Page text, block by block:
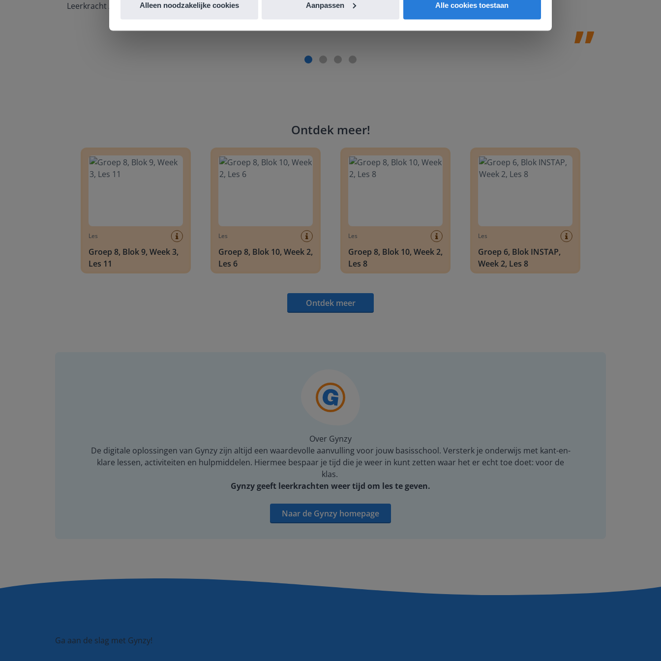
Alleen noodzakelijke cookies Aanpassen Alle cookies toestaan
Leerkracht / ICT-coördinator op de Prinses Margrietschool
Ontdek meer!
Les
Groep 8, Blok 9, Week 3,
Les 11
Les
Groep 8, Blok 10, Week 2,
Les 6
Les
Groep 8, Blok 10, Week 2,
Les 8
Les
Groep 6, Blok INSTAP,
Week 2, Les 8
Ontdek meer
Over Gynzy
De digitale oplossingen van Gynzy zijn altijd een waardevolle aanvulling voor jouw basisschool. Versterk je onderwijs met kant-en-
klare lessen, activiteiten en hulpmiddelen. Hiermee bespaar je tijd die je weer in kunt zetten waar het er echt toe doet: voor de
klas.
Gynzy geeft leerkrachten weer tijd om les te geven.
Naar de Gynzy homepage
Ga aan de slag met Gynzy!